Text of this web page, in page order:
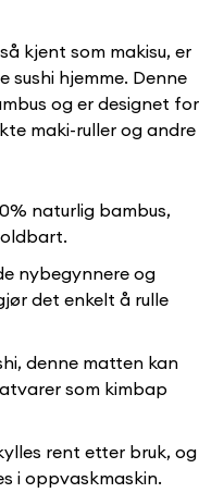
kjent som makisu, er
sushi hjemme. Denne
og er designet for
maki-ruller og andre
naturlig bambus,
nybegynnere og
det enkelt å rulle
denne matten kan
som kimbap
rent etter bruk, og
i oppvaskmaskin.